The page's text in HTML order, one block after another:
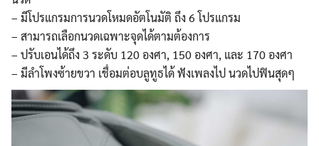
– มีโปรแกรมการนวดโหมดอัตโนมัติ ถึง 6 โปรแกรม
– สามารถเลือกนวดเฉพาะจุดได้ตามต้องการ
– ปรับเอนได้ถึง 3 ระดับ 120 องศา, 150 องศา, และ 170 องศา
– มีลำโพงซ้ายขวา เชื่อมต่อบลูทูธได้ ฟังเพลงไป นวดไปฟินสุดๆ